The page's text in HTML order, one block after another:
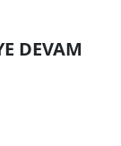
DEVAM